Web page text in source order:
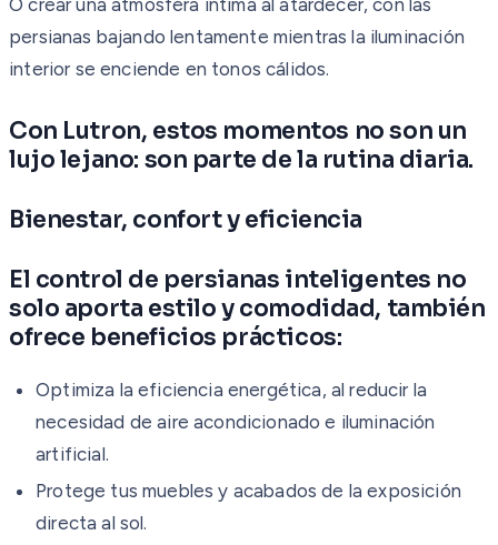
persianas bajando lentamente mientras la iluminación
interior se enciende en tonos cálidos.
Con Lutron, estos momentos no son un
lujo lejano: son parte de la rutina diaria.
Bienestar, confort y eficiencia
El control de persianas inteligentes no
solo aporta estilo y comodidad, también
ofrece beneficios prácticos:
Optimiza la eficiencia energética, al reducir la
necesidad de aire acondicionado e iluminación
artificial.
Protege tus muebles y acabados de la exposición
directa al sol.